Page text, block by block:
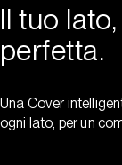
Il tuo
perfetta.
Una Cover
ogni lato, per un